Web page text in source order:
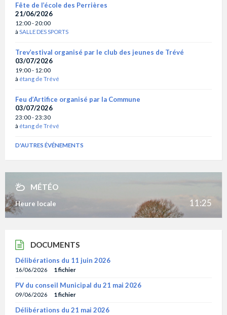
Fête de l’école des Perrières
21/06/2026
12:00 - 20:00
à SALLE DES SPORTS
Trev’estival organisé par le club des jeunes de Trévé
03/07/2026
19:00 - 12:00
à étang de Trévé
Feu d’Artifice organisé par la Commune
03/07/2026
23:00 - 23:30
à étang de Trévé
D'AUTRES ÉVÉNEMENTS
MÉTÉO
Heure locale 11:25
DOCUMENTS
Délibérations du 11 juin 2026
16/06/2026 1 fichier
PV du conseil Municipal du 21 mai 2026
09/06/2026 1 fichier
Délibérations du 21 mai 2026